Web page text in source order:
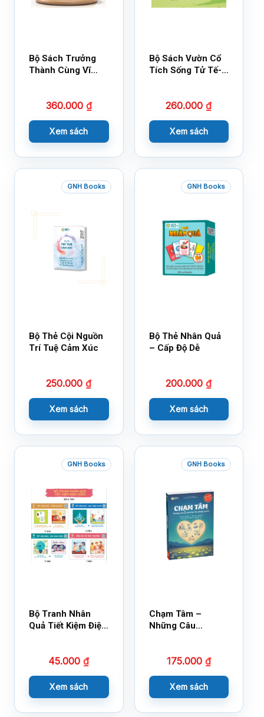
Bộ Sách Trưởng
Thành Cùng Vĩ
360.000 ₫
Xem sách
Bộ Sách Vườn Cổ
Tích Sống Tử Tế-
260.000₫
Xem sách
GNH Books
Bộ Thẻ Cội Nguồn
Trí Tuệ Cảm Xúc
250.000₫
Xem sách
GNH Books
Bộ Thẻ Nhân Quả
– Cấp Độ Dễ
200.000₫
Xem sách
GNH Books
Bộ Tranh Nhân
Quả Tiết Kiệm Điện
45.000₫
Xem sách
GNH Books
Chạm Tâm –
Những Câu
175.000 ₫
Xem sách